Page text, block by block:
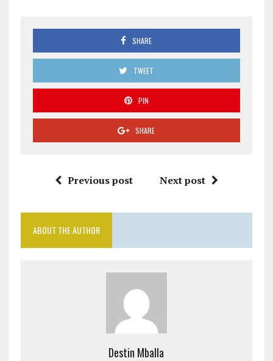
SHARE
TWEET
PIN
SHARE
Previous post Next post
ABOUT THE AUTHOR
Destin Mballa